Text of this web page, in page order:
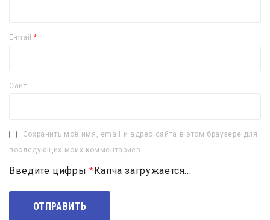
E-mail*
Сайт
Сохранить моё имя, email и адрес сайта в этом браузере для
последующих моих комментариев.
Введите цифры * Капча загружается...